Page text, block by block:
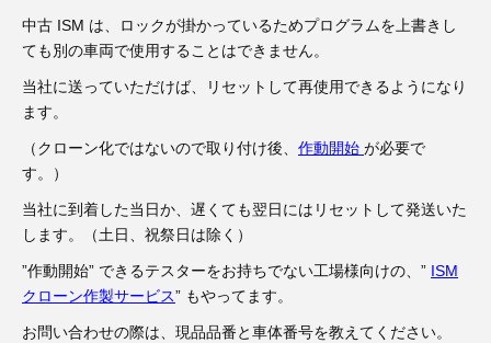
中古 ISM は、ロックが掛かっているためプログラムを上書きし
ても別の車両で使用することはできません。
当社に送っていただけば、リセットして再使用できるようになり
ます。
（クローン化ではないので取り付け後、 作動開始 が必要で
す。）
当社に到着した当日か、遅くても翌日にはリセットして発送いた
します。（土日、祝祭日は除く）
”作動開始” できるテスターをお持ちでない工場様向けの、” ISM
クローン作製サービス” もやってます。
お問い合わせの際は、現品品番と車体番号を教えてください。